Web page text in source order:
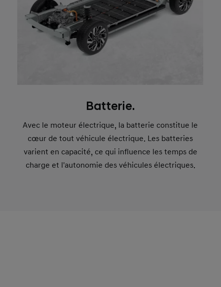
Batterie.
Avec le moteur électrique, la batterie constitue le
cœur de tout véhicule électrique. Les batteries
varient en capacité, ce qui influence les temps de
charge et l'autonomie des véhicules électriques.